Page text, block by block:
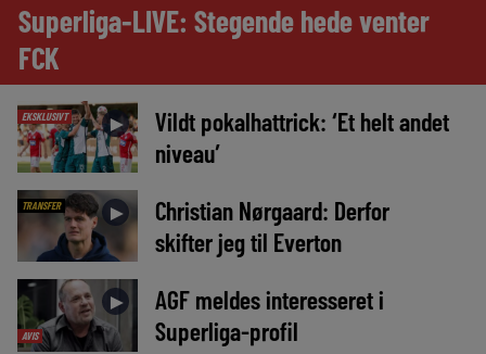
Superliga-LIVE: Stegende hede venter
FCK
EKSKLUSIVT ►
Vildt pokalhattrick: ‘Et helt andet
niveau’
TRANSFER ►
Christian Nørgaard: Derfor
skifter jeg til Everton
AVIS
►
AGF meldes interesseret i
Superliga-profil